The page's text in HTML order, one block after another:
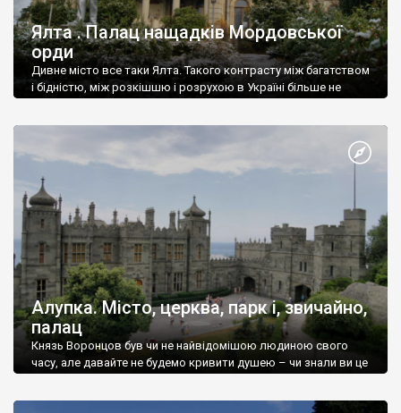
Ялта . Палац нащадків Мордовської
орди
Дивне місто все таки Ялта. Такого контрасту між багатством
і бідністю, між розкішшю і розрухою в Україні більше не
Алупка. Місто, церква, парк і, звичайно,
палац
Князь Воронцов був чи не найвідомішою людиною свого
часу, але давайте не будемо кривити душею – чи знали ви це